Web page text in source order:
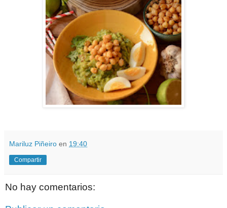
Mariluz Piñeiro en 19:40
Compartir
No hay comentarios: